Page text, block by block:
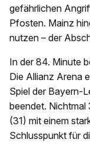
gefährlichen
Pfosten. Mainz
nutzen – der
In der 84. Minute
Die Allianz Arena
Spiel der Bayern-
beendet. Nichtmal
(31) mit einem
Schlusspunkt für